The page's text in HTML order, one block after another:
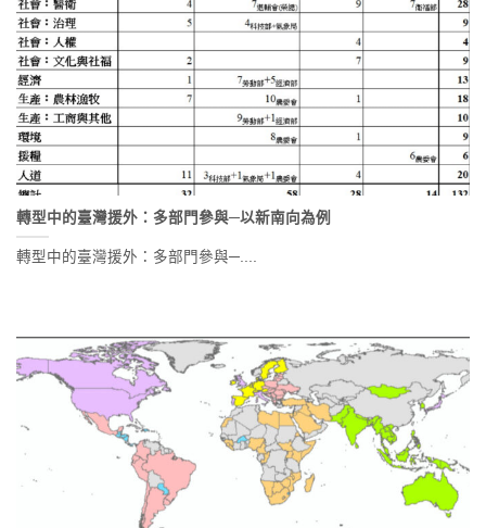
轉型中的臺灣援外：多部門參與─以新南向為例
轉型中的臺灣援外：多部門參與─....